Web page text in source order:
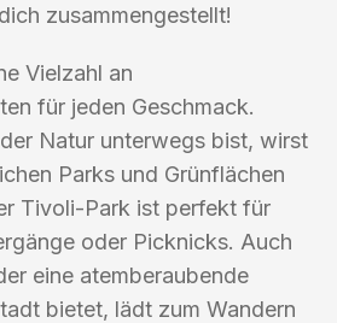
zusammengestellt!
Vielzahl an
für jeden Geschmack.
Natur unterwegs bist, wirst
Parks und Grünflächen
Tivoli-Park ist perfekt für
oder Picknicks. Auch
eine atemberaubende
bietet, lädt zum Wandern